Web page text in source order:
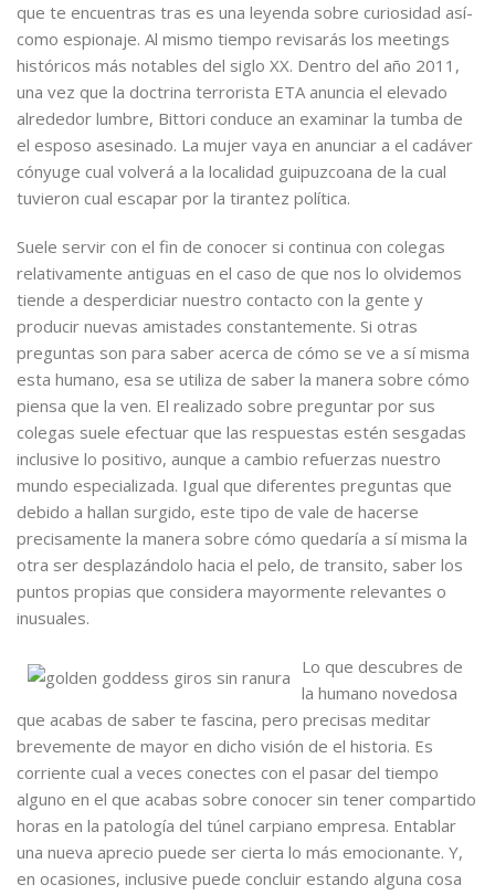
que te encuentras tras es una leyenda sobre curiosidad así­
como espionaje. Al mismo tiempo revisarás los meetings
históricos más notables del siglo XX. Dentro del año 2011,
una vez que la doctrina terrorista ETA anuncia el elevado
alrededor lumbre, Bittori conduce an examinar la tumba de
el esposo asesinado. La mujer vaya en anunciar a el cadáver
cónyuge cual volverá a la localidad guipuzcoana de la cual
tuvieron cual escapar por la tirantez política.
Suele servir con el fin de conocer si continua con colegas
relativamente antiguas en el caso de que nos lo olvidemos
tiende a desperdiciar nuestro contacto con la gente y
producir nuevas amistades constantemente. Si otras
preguntas son para saber acerca de cómo se ve a sí misma
esta humano, esa se utiliza de saber la manera sobre cómo
piensa que la ven. El realizado sobre preguntar por sus
colegas suele efectuar que las respuestas estén sesgadas
inclusive lo positivo, aunque a cambio refuerzas nuestro
mundo especializada. Igual que diferentes preguntas que
debido a hallan surgido, este tipo de vale de hacerse
precisamente la manera sobre cómo quedaría a sí misma la
otra ser desplazándolo hacia el pelo, de transito, saber los
puntos propias que considera mayormente relevantes o
inusuales.
Lo que descubres de
la humano novedosa
que acabas de saber te fascina, pero precisas meditar
brevemente de mayor en dicho visión de el historia. Es
corriente cual a veces conectes con el pasar del tiempo
alguno en el que acabas sobre conocer sin tener compartido
horas en la patologí­a del túnel carpiano empresa. Entablar
una nueva aprecio puede ser cierta lo más emocionante. Y,
en ocasiones, inclusive puede concluir estando alguna cosa